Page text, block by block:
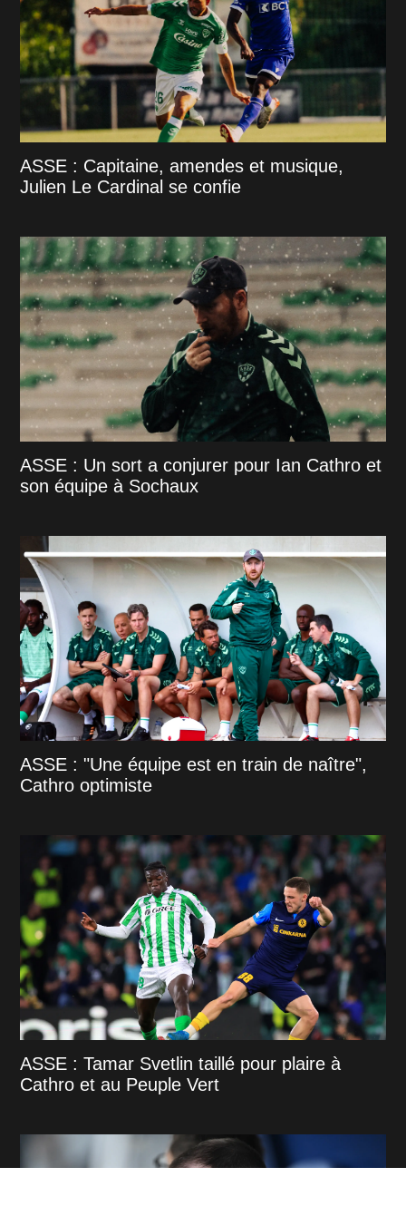
ASSE : Capitaine, amendes et musique,
Julien Le Cardinal se confie
ASSE : Un sort a conjurer pour Ian Cathro et
son équipe à Sochaux
ASSE : "Une équipe est en train de naître",
Cathro optimiste
ASSE : Tamar Svetlin taillé pour plaire à
Cathro et au Peuple Vert